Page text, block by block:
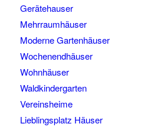
Gerätehauser
Mehrraumhäuser
Moderne Gartenhäuser
Wochenendhäuser
Wohnhäuser
Waldkindergarten
Vereinsheime
Lieblingsplatz Häuser